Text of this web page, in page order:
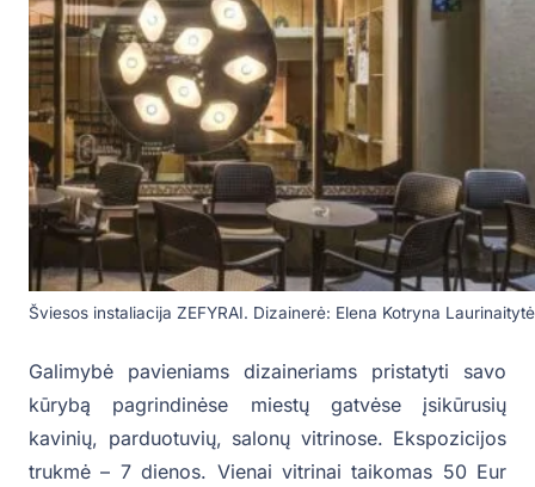
Šviesos instaliacija ZEFYRAI. Dizainerė: Elena Kotryna
Galimybė pavieniams dizaineriams pristatyti savo
kūrybą pagrindinėse miestų gatvėse įsikūrusių
kavinių, parduotuvių, salonų vitrinose. Ekspozicijos
trukmė – 7 dienos. Vienai vitrinai taikomas 50 Eur